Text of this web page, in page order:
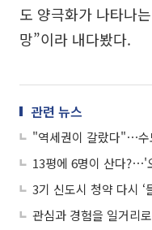
도 양극화가 나타나
망”이라 내다봤다.
관련 뉴스
"역세권이 갈랐다"⋯수
13평에 6명이 산다?⋯'
3기 신도시 청약 다시
관심과 경험을 일거리